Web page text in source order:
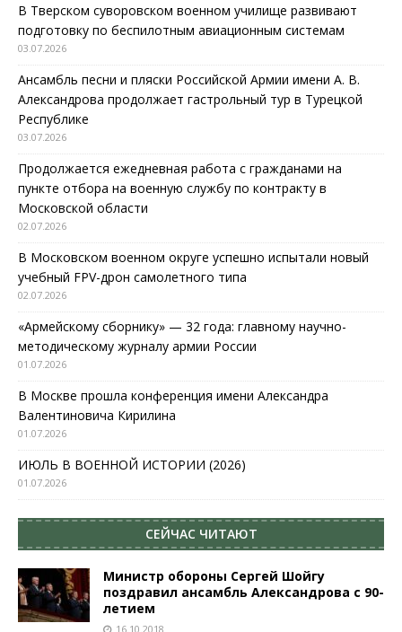
В Тверском суворовском военном училище развивают
подготовку по беспилотным авиационным системам
03.07.2026
Ансамбль песни и пляски Российской Армии имени А. В.
Александрова продолжает гастрольный тур в Турецкой
Республике
03.07.2026
Продолжается ежедневная работа с гражданами на
пункте отбора на военную службу по контракту в
Московской области
02.07.2026
В Московском военном округе успешно испытали новый
учебный FPV-дрон самолетного типа
02.07.2026
«Армейскому сборнику» — 32 года: главному научно-
методическому журналу армии России
01.07.2026
В Москве прошла конференция имени Александра
Валентиновича Кирилина
01.07.2026
ИЮЛЬ В ВОЕННОЙ ИСТОРИИ (2026)
01.07.2026
СЕЙЧАС ЧИТАЮТ
Министр обороны Сергей Шойгу
поздравил ансамбль Александрова с 90-
летием
16.10.2018